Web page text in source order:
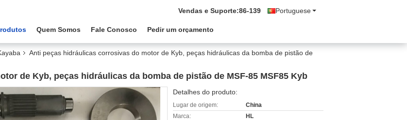
Portuguese
Vendas e Suporte:86-139
Quem Somos Fale Conosco Pedir um orçamento
Anti peças hidráulicas corrosivas do motor de Kyb, peças hidráulicas da bomba de pistão de
de Kyb, peças hidráulicas da bomba de pistão de MSF-85 MSF85 Kyb
Detalhes do produto:
Lugar de origem:
China
Marca:
HL